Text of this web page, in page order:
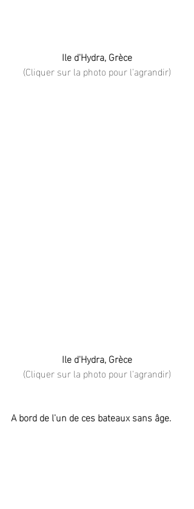
Ile d'Hydra, Grèce
(Cliquer sur la photo pour l'agrandir)
Ile d'Hydra, Grèce
(Cliquer sur la photo pour l'agrandir)
A bord de l'un de ces bateaux sans âge.